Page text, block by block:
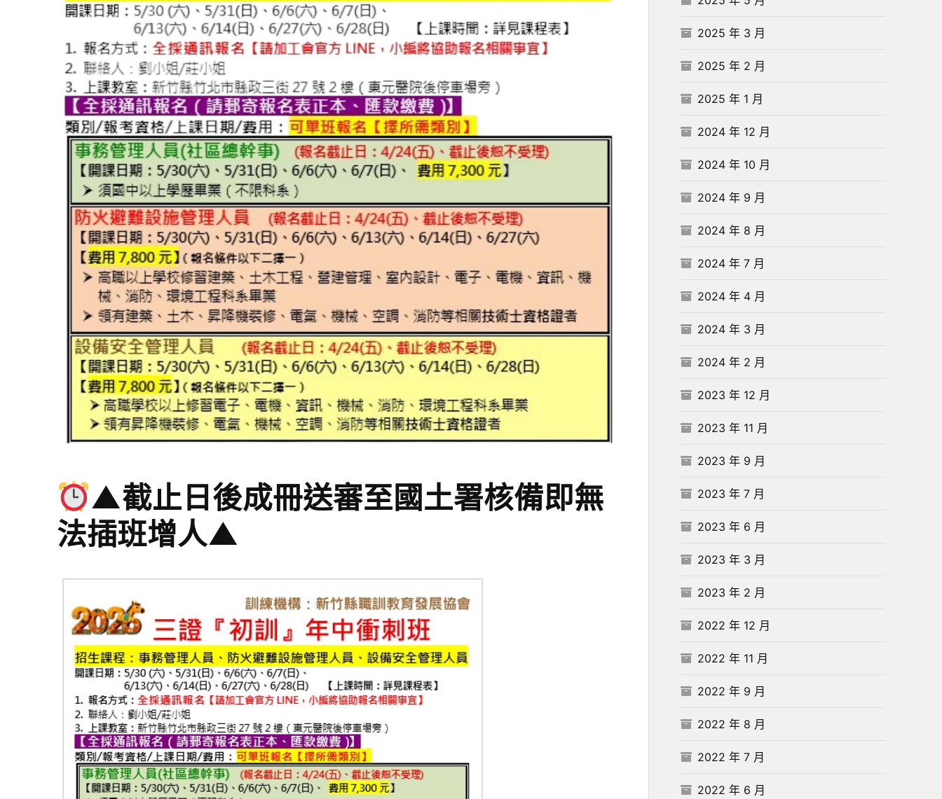
▲截止日後成冊送審至國土署核備即無
法插班增人▲
2025 年 3 月
2025 年 2 月
2025 年 1 月
2024 年 12 月
2024 年 10 月
2024 年 9 月
2024 年 8 月
2024 年 7 月
2024 年 4 月
2024 年 3 月
2024 年 2 月
2023 年 12 月
2023 年 11 月
2023 年 9 月
2023 年 7 月
2023 年 6 月
2023 年 3 月
2023 年 2 月
2022 年 12 月
2022 年 11 月
2022 年 9 月
2022 年 8 月
2022 年 7 月
2022 年 6 月